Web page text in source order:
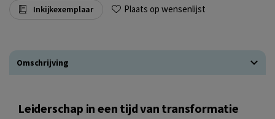
Inkijkexemplaar Plaats op wensenlijst
Omschrijving
Leiderschap in een tijd van transformatie